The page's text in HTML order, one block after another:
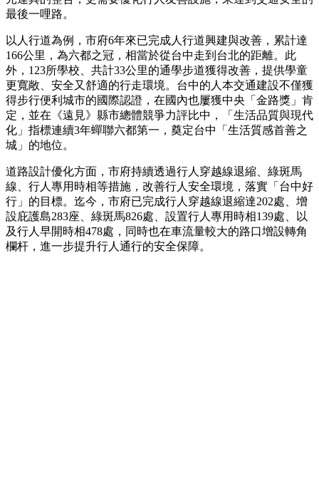
最後一哩路。
以人行道為例，市府6年來已完成人行道興建與改善，累計達
166公里，為六都之冠，相當於從台中走到台北的距離。此
外，123所學校、共計33公里的通學步道獲得改善，提供學童
更寬敞、安全又舒適的行走環境。台中的人本交通建設不僅獲
得步行便利城市的國際認證，在國內也屢獲中央「金路獎」肯
定，並在《遠見》縣市總體競爭力評比中，「生活品質與現代
化」指標連續3年蟬聯六都第一，奠定台中「生活質感首善之
城」的地位。
道路設計優化方面，市府持續透過行人穿越線退縮、綠斑馬
線、行人專用時相等措施，改善行人安全環境，落實「台中好
行」的目標。迄今，市府已完成行人穿越線退縮達202處、增
設庇護島283座、綠斑馬826處、設置行人專用時相139處、以
及行人早開時相478處，同時也在車流量較大的路口增設轉角
欄杆，進一步提升行人通行的安全保障。